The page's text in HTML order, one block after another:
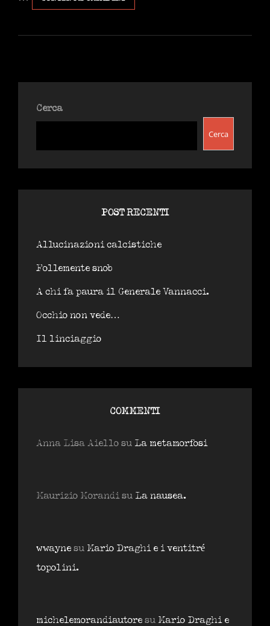
IN
DI
Cerca
Cerca
POST RECENTI
Allucinazioni calcistiche
Follemente snob
A chi fa paura il Generale Vannacci.
Occhio non vede…
Il linciaggio
COMMENTI
Anna Lisa Aiello su La metamorfosi
Maurizio Morandisu La nausea.
wwayne su Mario Draghi e i ventitré
topolini.
michelemorandiautore su Mario Draghi e